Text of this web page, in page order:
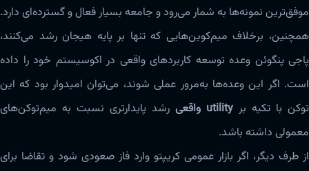
موفق‌ترین نمونه‌ها به شمار می‌رود و جامعه بسیار فعال و گسترده‌ای دارد.
همچنین، برخلاف میم‌کوین‌هایی که تنها بر پایه هیجان رشد می‌کنند،
پاجی پنگوئن وعده‌ توسعه کاربردهای واقعی در اکوسیستم خود را داده
است. اگر این وعده‌ها به‌مرور عملی شوند، می‌توان امیدوار بود که این
توکن با تکیه بر utility واقعی
رشد پایدارتری نسبت به میم‌توکن‌های
معمولی داشته باشد.
از طرف دیگر، اگر بازار عمومی کریپتو وارد فاز صعودی شود و تقاضا برای